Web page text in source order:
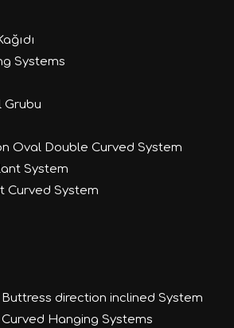
Systems
Grubu
Oval Double Curved System
System
Curved System
direction inclined System
Hanging Systems